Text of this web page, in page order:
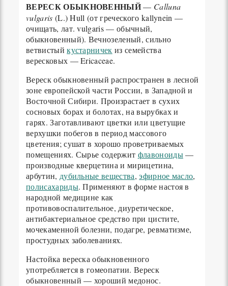
ВЕРЕСК ОБЫКНОВЕННЫЙ— Calluna
vulgaris (L.) Hull (от греческого kallynein —
очищать, лат. vulgaris — обычный,
обыкновенный). Вечнозеленый, сильно
ветвистыйкустарничек из семейства
вересковых — Ericaceae.
Вереск обыкновенный распространен в лесной
зоне европейской части России, в Западной и
Восточной Сибири. Произрастает в сухих
сосновых борах и болотах, на вырубках и
гарях. Заготавливают цветки или цветущие
верхушки побегов в период массового
цветения; сушат в хорошо проветриваемых
помещениях. Сырье содержит флавоноиды—
производные кверцетина и мирицетина,
арбутин, дубильные вещества,эфирное масло,
полисахариды. Применяют в форме настоя в
народной медицине как
противовоспалительное, диуретическое,
антибактериальное средство при цистите,
мочекаменной болезни, подагре, ревматизме,
простудных заболеваниях.
Настойка вереска обыкновенного
употребляется в гомеопатии. Вереск
обыкновенный — хороший медонос.